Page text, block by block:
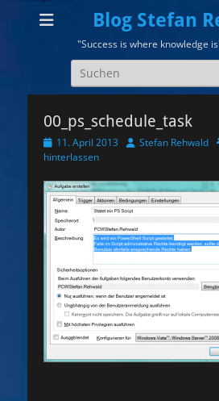
Blog Stefan
"Success is where knowledge
Suchen
nach:
00_ps_schedule_task
Veröffentlicht
am
11. April 2013 AutorStefan Rehwald
hinterlassen